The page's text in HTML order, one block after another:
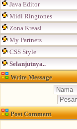
Java Editor
Midi Ringtones
Zona Kreasi
My Partners
CSS Style
Selanjutnya..
Write Message
Post Comment